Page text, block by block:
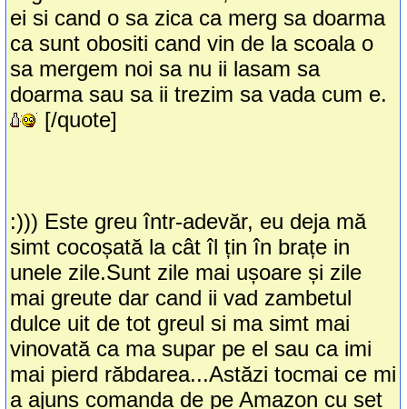
ei si cand o sa zica ca merg sa doarma
ca sunt obositi cand vin de la scoala o
sa mergem noi sa nu ii lasam sa
doarma sau sa ii trezim sa vada cum e.
[/quote]
:))) Este greu într-adevăr, eu deja mă
simt cocoșată la cât îl țin în brațe in
unele zile.Sunt zile mai ușoare și zile
mai greute dar cand ii vad zambetul
dulce uit de tot greul si ma simt mai
vinovată ca ma supar pe el sau ca imi
mai pierd răbdarea...Astăzi tocmai ce mi
a ajuns comanda de pe Amazon cu set